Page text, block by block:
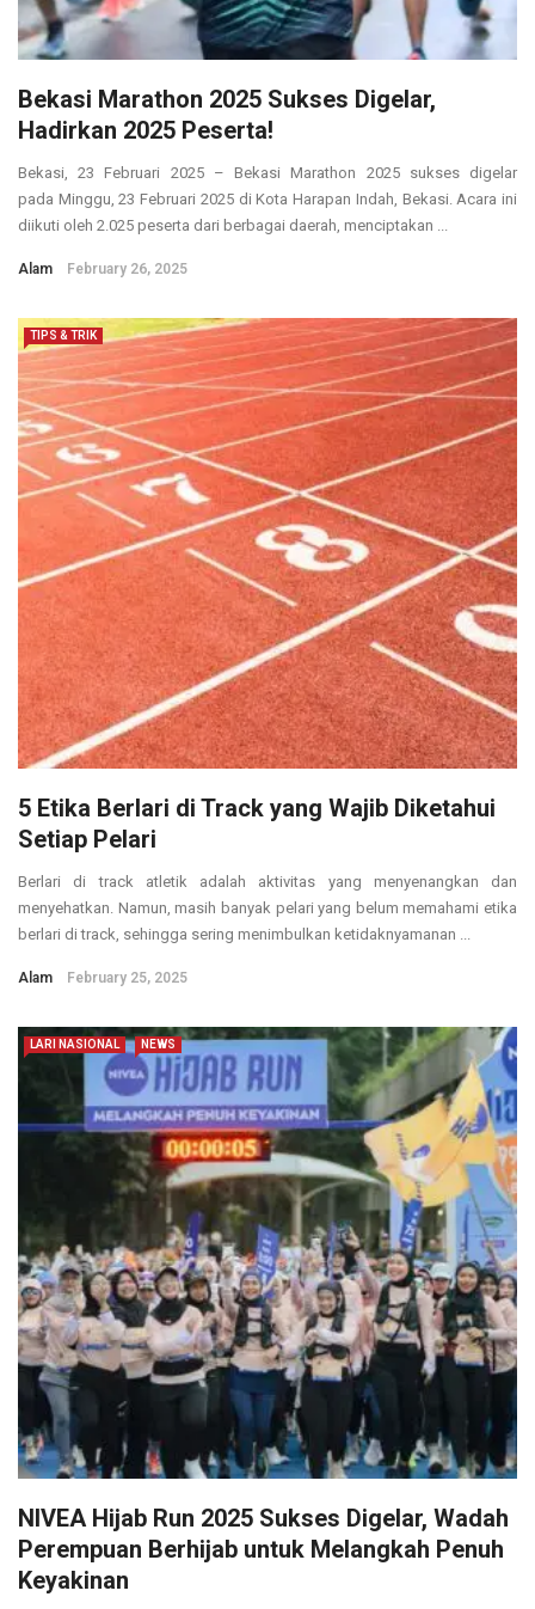
Bekasi Marathon 2025 Sukses Digelar,
Hadirkan 2025 Peserta!
Bekasi, 23 Februari 2025 – Bekasi Marathon 2025 sukses digelar
pada Minggu, 23 Februari 2025 di Kota Harapan Indah, Bekasi. Acara ini
diikuti oleh 2.025 peserta dari berbagai daerah, menciptakan ...
Alam February 26, 2025
TIPS & TRIK
5 Etika Berlari di Track yang Wajib Diketahui
Setiap Pelari
Berlari di track atletik adalah aktivitas yang menyenangkan dan
menyehatkan. Namun, masih banyak pelari yang belum memahami etika
berlari di track, sehingga sering menimbulkan ketidaknyamanan ...
Alam February 25, 2025
LARI NASIONAL NEWS
NIVEA Hijab Run 2025 Sukses Digelar, Wadah
Perempuan Berhijab untuk Melangkah Penuh
Keyakinan